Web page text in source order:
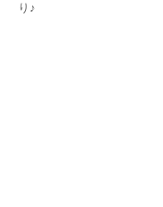
り♪